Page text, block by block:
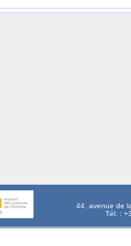
44, avenue de
Tél. :